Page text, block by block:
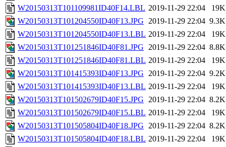
W20150313T101109981ID40F14.LBL 2019-11-29 22:04
19K
W20150313T101204550ID40F13.JPG 2019-11-29 22:04 9.3K
W20150313T101204550ID40F13.LBL 2019-11-29 22:04
19K
W20150313T101251846ID40F81.JPG 2019-11-29 22:04 8.8K
W20150313T101251846ID40F81.LBL 2019-11-29 22:04
19K
W20150313T101415393ID40F13.JPG 2019-11-29 22:04 9.2K
W20150313T101415393ID40F13.LBL 2019-11-29 22:04
19K
W20150313T101502679ID40F15.JPG 2019-11-29 22:04 8.2K
W20150313T101502679ID40F15.LBL 2019-11-29 22:04
19K
W20150313T101505804ID40F18.JPG 2019-11-29 22:04 8.2K
W20150313T101505804ID40F18.LBL 2019-11-29 22:04 19K